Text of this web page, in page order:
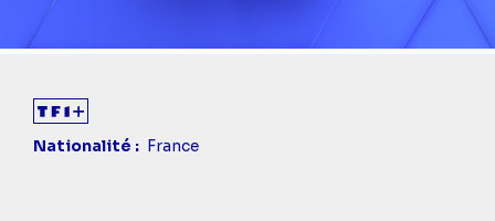
Nationalité France